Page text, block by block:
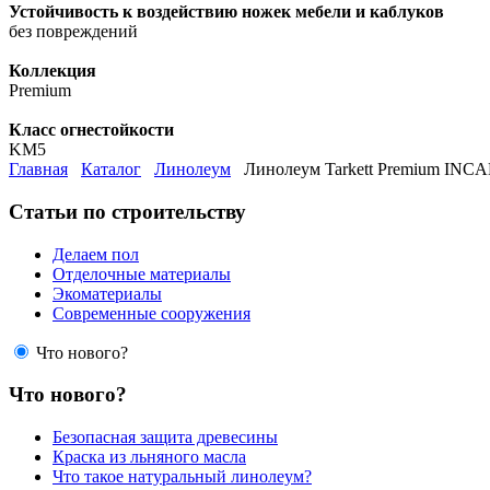
Устойчивость к воздействию ножек мебели и каблуков
без повреждений
Коллекция
Premium
Класс огнестойкости
KM5
Главная
Каталог Линолеум Линолеум Tarkett Premium
Статьи по строительству
Делаем пол
Отделочные материалы
Экоматериалы
Современные сооружения
Что нового?
Что нового?
Безопасная защита древесины
Краска из льняного масла
Что такое натуральный линолеум?